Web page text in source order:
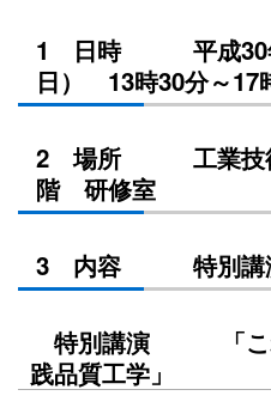
1 日時 平成30年
日） 13時30分～17
2 場所 工業技術
階 研修室
3 内容 特別講演
特別講演 「これ
践品質工学」